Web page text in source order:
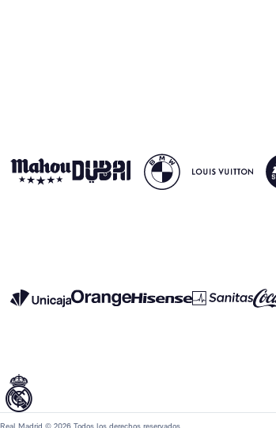
Real Madrid © 2026 Todos los derechos reservados